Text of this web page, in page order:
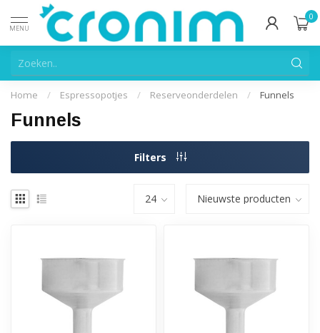
MENU
0
Home / Espressopotjes / Reserveonderdelen / Funnels
Funnels
Filters